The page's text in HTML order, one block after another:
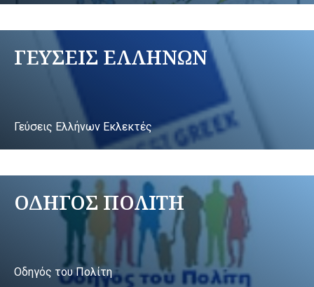
ΓΕΥΣΕΙΣ ΕΛΛΗΝΩΝ
Γεύσεις Ελλήνων Εκλεκτές
ΟΔΗΓΟΣ ΠΟΛΙΤΗ
Οδηγός του Πολίτη